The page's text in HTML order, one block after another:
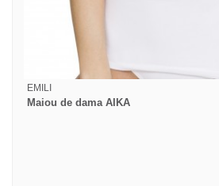
EMILI
Maiou de dama AIKA